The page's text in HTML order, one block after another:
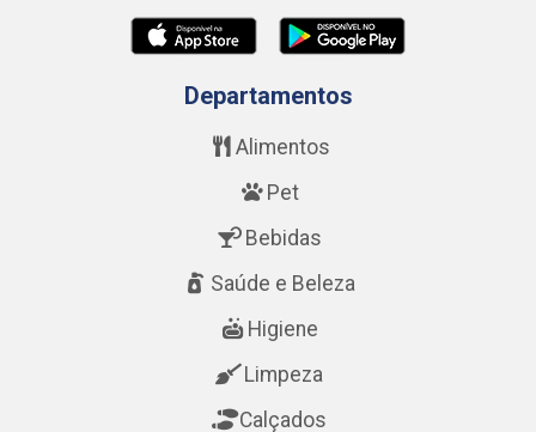
Departamentos
Alimentos
Pet
Bebidas
Saúde e Beleza
Higiene
Limpeza
Calçados